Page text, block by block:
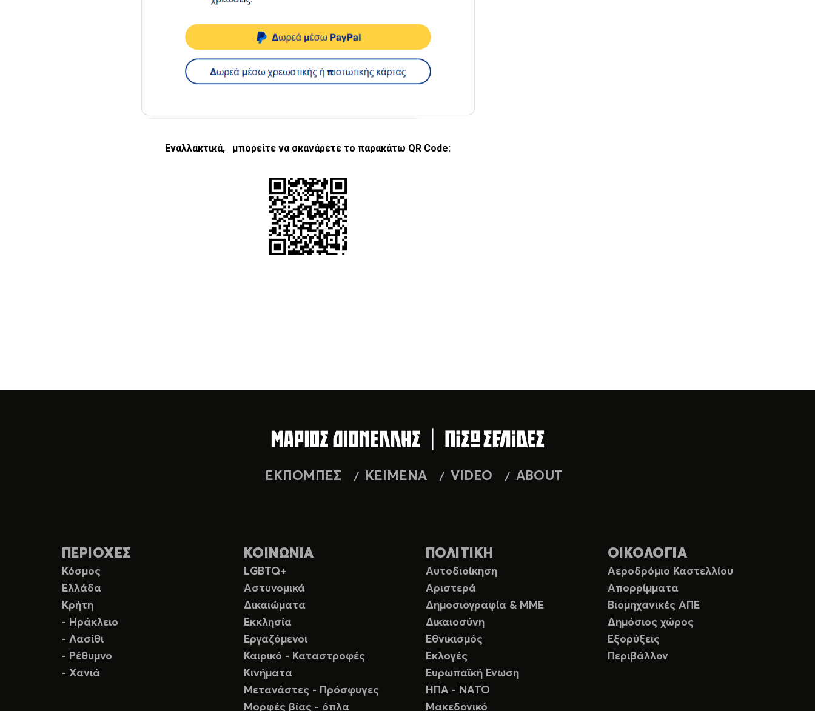
Εναλλακτικά, μπορείτε να σκανάρετε το παρακάτω QR Code:
ΕΚΠΟΜΠΕΣ ΚΕΙΜΕΝΑ VIDEO ABOUT
ΠΕΡΙΟΧΕΣ
Κόσμος
Ελλάδα
Κρήτη
- Ηράκλειο
- Λασίθι
- Ρέθυμνο
- Χανιά
ΚΟΙΝΩΝΙΑ
LGBTQ+
Αστυνομικά
Δικαιώματα
Εκκλησία
Εργαζόμενοι
Καιρικό - Καταστροφές
Κινήματα
Μετανάστες - Πρόσφυγες
Μορφές βίας - όπλα
ΠΟΛΙΤΙΚΗ
Αυτοδιοίκηση
Αριστερά
Δημοσιογραφία & ΜΜΕ
Δικαιοσύνη
Εθνικισμός
Εκλογές
Ευρωπαϊκή Ενωση
ΗΠΑ - ΝΑΤΟ
Μακεδονικό
ΟΙΚΟΛΟΓΙΑ
Αεροδρόμιο Καστελλίου
Απορρίμματα
Βιομηχανικές ΑΠΕ
Δημόσιος χώρος
Εξορύξεις
Περιβάλλον